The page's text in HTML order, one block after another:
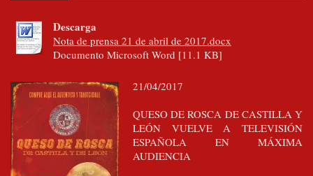
Descarga
Nota de prensa 21 de abril de 2017.docx
Documento Microsoft Word [11.1 KB]
21/04/2017
QUESO DE ROSCA DE CASTILLA Y
LEÓN VUELVE A TELEVISIÓN
ESPAÑOLA EN MÁXIMA
AUDIENCIA